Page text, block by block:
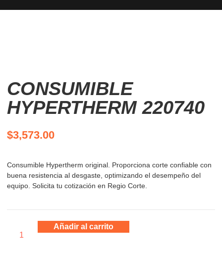
CONSUMIBLE
HYPERTHERM 220740
$3,573.00
Consumible Hypertherm original. Proporciona corte confiable con
buena resistencia al desgaste, optimizando el desempeño del
equipo. Solicita tu cotización en Regio Corte.
Añadir al carrito